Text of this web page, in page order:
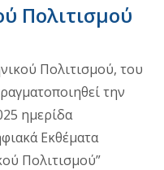
Πολιτισμού
Πολιτισμού, του
την
ημερίδα
Εκθέματα
Πολιτισμού”